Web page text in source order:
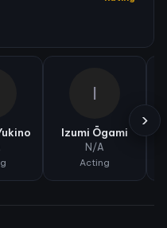
I
Izumi Ōgami
N/A
Acting
›